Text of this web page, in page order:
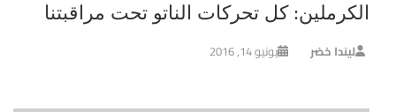
الكرملين: كل تحركات الناتو تحت مراقبتنا
ليندا خضر يونيو 14, 2016